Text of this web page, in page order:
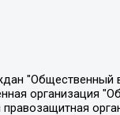
Ирина Григорьевна, Дремин Иван Тимофеевич, Дубровский Дмитрий Викторович, Красноярская региональная общественная организация поддержки и развития альтернативных образовательных технологий и межкультурных коммуникаций "ИНТЕРРА", Маяковская Екатерина Алексеевна, Фейгин Марк Захарович, Филимонов Андрей Викторович, Дзугкоева Регина Николаевна, Доброхотов Роман Александрович, Дудь Юрий Александрович, Елкин Сергей Владимирович, Кругликов Кирилл Игоревич, Сабунаева Мария Леонидовна, Семенов Алексей Владимирович, Шаинян Карен Багратович, Шульман Екатерина Михайловна, Асафьев Артур Валерьевич, Вахштайн Виктор Семенович, Венедиктов Алексей Алексеевич, Лушникова Екатерина Евгеньевна, Волков Леонид Михайлович, Невзоров Александр Глебович, Пархоменко Сергей Борисович, Сироткин Ярослав Николаевич, Кара-Мурза Владимир Владимирович, Баранова Наталья Владимировна, Гозман Леонид Яковлевич, Кагарлицкий Борис Юльевич, Климарев Михаил Валерьевич, Милов Владимир Станиславович, Автономная некоммерческая организация Краснодарский центр современного искусства "Типография", Моргенштерн Алишер Тагирович, Соболь Любовь Эдуардовна, Общество с ограниченной ответственностью "ЛИЗА НОРМ",